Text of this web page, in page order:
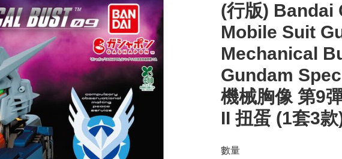
(行版) Bandai
Mobile Suit
Mechanical
Gundam
機械胸像 第9
II 扭蛋 (1套3款
數量